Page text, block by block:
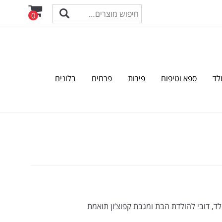
0
ספא וטיפוח פירות פרחים בלונים